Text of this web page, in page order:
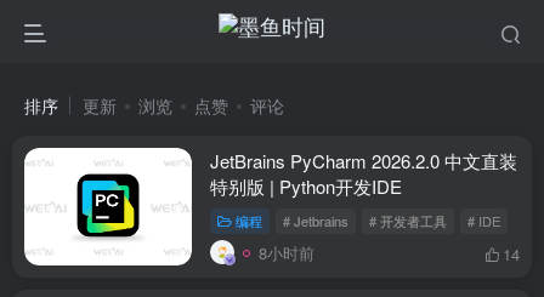
排序 更新 浏览 点赞 评论
JetBrains PyCharm 2026.2.0 中文直装
特别版 | Python开发IDE
编程 # Jetbrains # 开发者工具 # IDE
8小时前 14